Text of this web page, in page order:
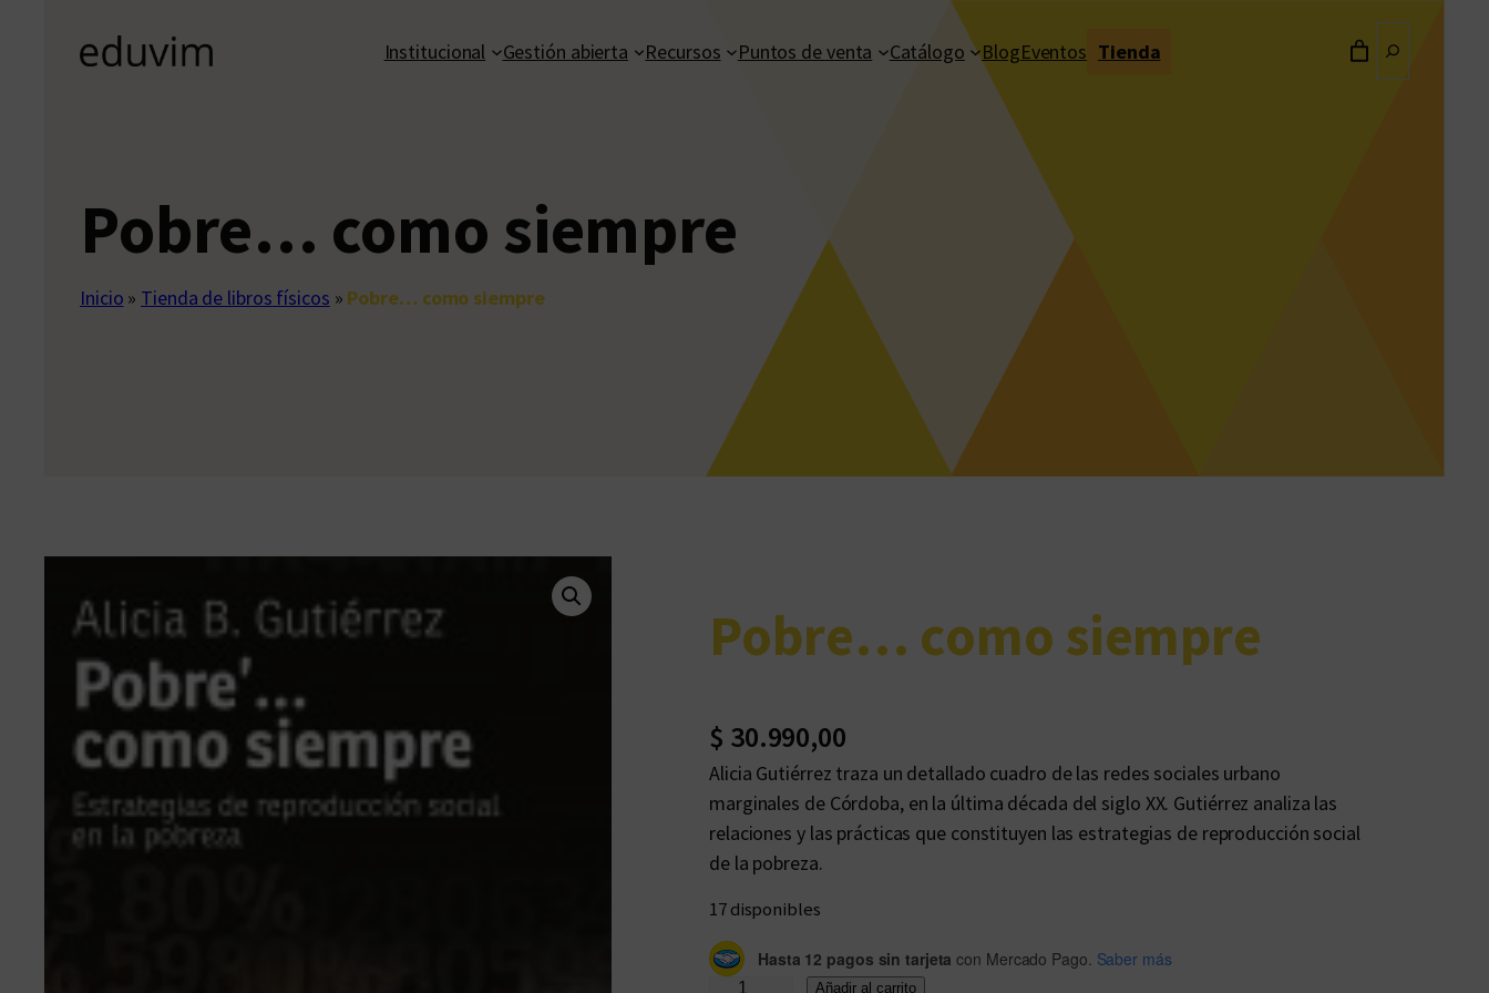
Institucional Gestión abierta Recursos Puntos de venta Catálogo BlogEventos Tienda
Pobre… como siempre
Inicio » Tienda de libros físicos » Pobre… como siempre
Pobre… como siempre
$ 30.990,00
Alicia Gutiérrez traza un detallado cuadro de las redes sociales urbano
marginales de Córdoba, en la última década del siglo XX. Gutiérrez analiza las
relaciones y las prácticas que constituyen las estrategias de reproducción social
de la pobreza.
17 disponibles
Hasta 12 pagos sin tarjeta con Mercado Pago. Saber más
Añadir al carrito